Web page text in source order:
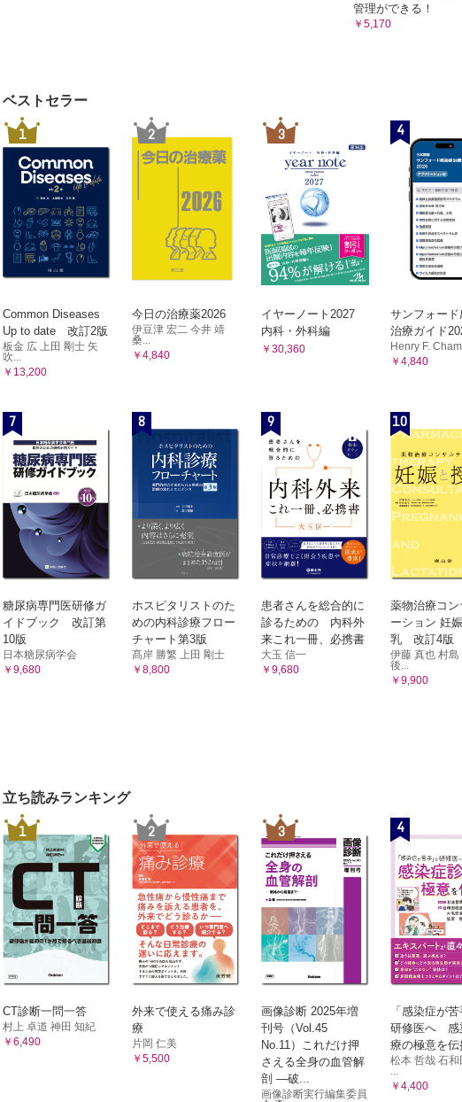
管理ができる！
￥5,170
ベストセラー
1
Common Diseases
Up to date 改訂2版
板金 広 上田 剛士 矢
吹...
￥13,200
2
今日の治療薬2026
伊豆津 宏二 今井 靖
桑...
￥4,840
3
イヤーノート2027
内科・外科編
￥30,360
4
サンフォード
治療ガイド
Henry F.
￥4,840
7
糖尿病専門医研修ガ
イドブック 改訂第
10版
日本糖尿病学会
￥9,680
8
ホスピタリストのた
めの内科診療フロー
チャート第3版
髙岸 勝繁 上田 剛士
￥8,800
9
患者さんを総合的に
診るための 内科外
来これ一冊、必携書
大玉 信一
￥9,680
10
薬物治療コン
ーション 妊
乳 改訂4版
伊藤 真也 村島
後...
￥9,900
立ち読みランキング
1
CT診断一問一答
村上 卓道 神田 知紀
￥6,490
2
外来で使える痛み診
療
片岡 仁美
￥5,500
3
画像診断 2025年増
刊号（Vol.45
No.11）これだけ押
さえる全身の血管解
剖 ―破...
画像診断実行編集委員
4
「感染症が
研修医へ 感
療の極意を伝
松本 哲哉 石和
￥4,400